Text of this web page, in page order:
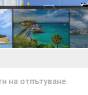
на отпътуване